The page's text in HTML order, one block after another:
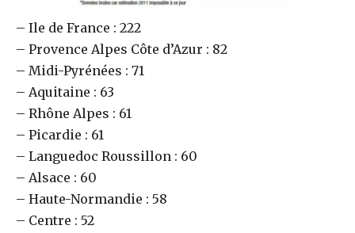
– Ile de France : 222
– Provence Alpes Côte d’Azur : 82
– Midi-Pyrénées : 71
– Aquitaine : 63
– Rhône Alpes : 61
– Picardie : 61
– Languedoc Roussillon : 60
– Alsace : 60
– Haute-Normandie : 58
– Centre : 52